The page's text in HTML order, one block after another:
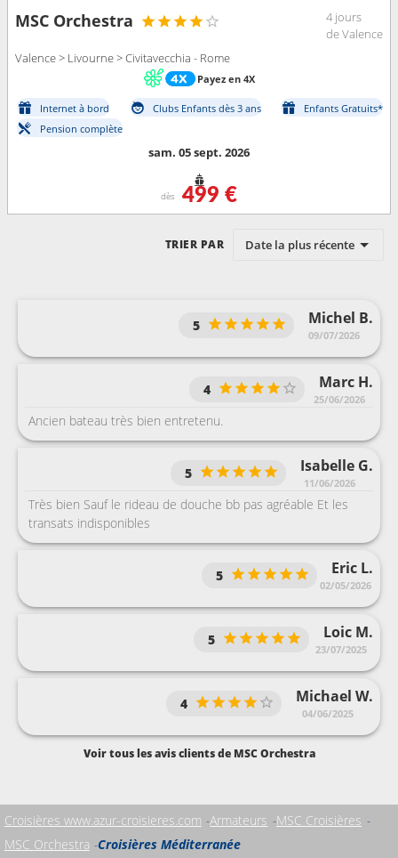
MSC Orchestra
4 jours
de Valence
Valence > Livourne > Civitavecchia - Rome
Payez en 4X
Internet à bord Clubs Enfants dès 3 ans
Enfants Gratuits*
Pension complète
sam. 05 sept. 2026
dès 499 €
TRIER PAR Date la plus récente
Michel B.
09/07/2026
5
Marc H.
25/06/2026
4
Ancien bateau très bien entretenu.
Isabelle G.
11/06/2026
5
Très bien Sauf le rideau de douche bb pas agréable Et les
transats indisponibles
Eric L.
02/05/2026
5
Loic M.
23/07/2025
5
Michael W.
04/06/2025
4
Voir tous les avis clients de MSC Orchestra
Croisières www.azur-croisieres.com Armateurs MSC Croisières
MSC Orchestra Croisières Méditerranée